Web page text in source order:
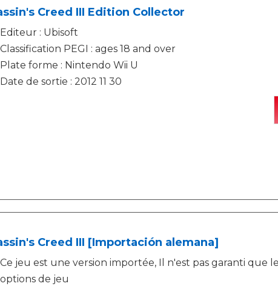
Creed III Edition Collector
Editeur : Ubisoft
Classification PEGI : ages 18 and over
Plate forme : Nintendo Wii U
Date de sortie : 2012 11 30
Creed III [Importación alemana]
Ce jeu est une version importée, Il n'est pas garanti que
options de jeu